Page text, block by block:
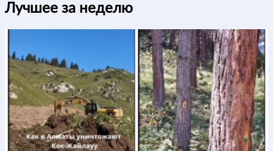
Лучшее за неделю